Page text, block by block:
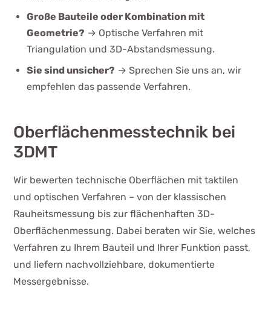
Große Bauteile oder Kombination mit
Geometrie? → Optische Verfahren mit
Triangulation und 3D-Abstandsmessung.
Sie sind unsicher? → Sprechen Sie uns an, wir
empfehlen das passende Verfahren.
Oberflächenmesstechnik bei
3DMT
Wir bewerten technische Oberflächen mit taktilen
und optischen Verfahren – von der klassischen
Rauheitsmessung bis zur flächenhaften 3D-
Oberflächenmessung. Dabei beraten wir Sie, welches
Verfahren zu Ihrem Bauteil und Ihrer Funktion passt,
und liefern nachvollziehbare, dokumentierte
Messergebnisse.